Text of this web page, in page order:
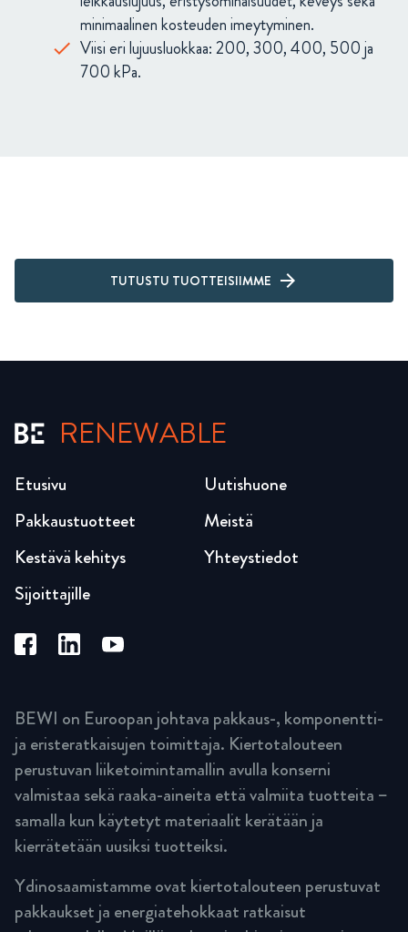
minimaalinen kosteuden imeytyminen.
Viisi eri lujuusluokkaa: 200, 300, 400, 500 ja
700 kPa.
TUTUSTU TUOTTEISIIMME
RENEWABLE
Etusivu
Pakkaustuotteet
Kestävä kehitys
Sijoittajille
Uutishuone
Meistä
Yhteystiedot
BEWI on Euroopan johtava pakkaus-, komponentti-
ja eristeratkaisujen toimittaja. Kiertotalouteen
perustuvan liiketoimintamallin avulla konserni
valmistaa sekä raaka-aineita että valmiita tuotteita –
samalla kun käytetyt materiaalit kerätään ja
kierrätetään uusiksi tuotteiksi.
Ydinosaamistamme ovat kiertotalouteen perustuvat
pakkaukset ja energiatehokkaat ratkaisut